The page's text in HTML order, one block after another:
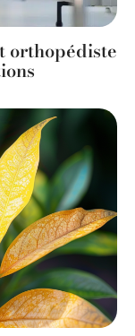
orthopédiste